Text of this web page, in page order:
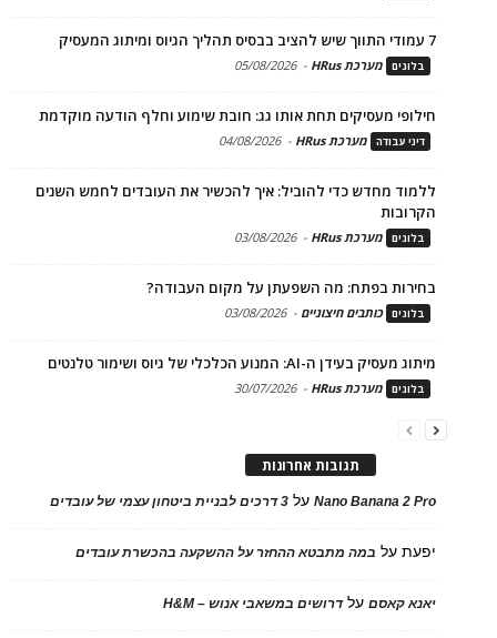
7 עמודי התווך שיש להציב בבסיס תהליך הגיוס ומיתוג המעסיק
בלוגים מערכת HRus -
05/08/2026
חילופי מעסיקים תחת אותו גג: חובת שימוע וחלף הודעה מוקדמת
דיני עבודה מערכת HRus -
04/08/2026
ללמוד מחדש כדי להוביל: איך להכשיר את העובדים לחמש השנים
הקרובות
בלוגים מערכת HRus -
03/08/2026
בחירות בפתח: מה השפעתן על מקום העבודה?
בלוגים כותבים חיצוניים -
03/08/2026
מיתוג מעסיק בעידן ה-AI: המנוע הכלכלי של גיוס ושימור טלנטים
בלוגים מערכת HRus -
30/07/2026
תגובות אחרונות
Nano Banana 2 Proעל 3 דרכים לבניית ביטחון עצמי של עובדים
יפעתעל במה מתבטא ההחזר על ההשקעה בהכשרת עובדים
יאנא קאסםעלדרושים במשאבי אנוש – H&M